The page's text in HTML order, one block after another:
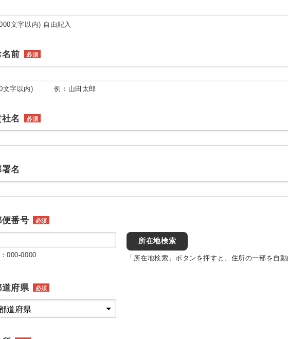
文字以内) 自由記入
名前 必須
文字以内) 例：山田太郎
名 必須
名
便番号 必須
000-0000
所在地検索
「所在地検索」ボタンを押すと、住所の一部を自動
道府県 必須